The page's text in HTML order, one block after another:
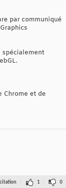
par communiqué
spécialement
Chrome et de
1 0